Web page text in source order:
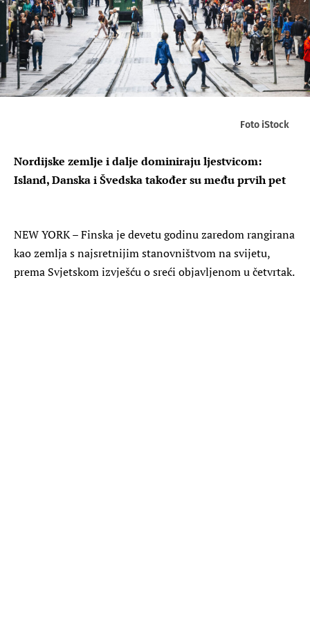
Foto iStock
Nordijske zemlje i dalje dominiraju ljestvicom:
Island, Danska i Švedska također su među prvih pet
NEW YORK – Finska je devetu godinu zaredom rangirana
kao zemlja s najsretnijim stanovništvom na svijetu,
prema Svjetskom izvješću o sreći objavljenom u četvrtak.